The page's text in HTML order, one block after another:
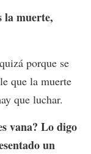
la muerte,
porque se
que la muerte
que luchar.
vana? Lo digo
un